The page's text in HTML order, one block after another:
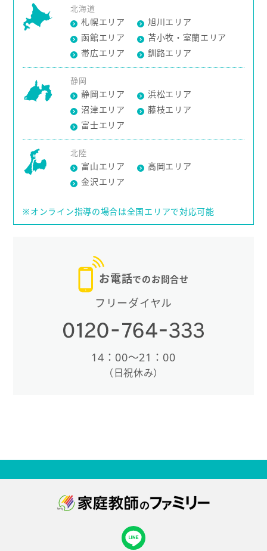
お電話でのお問合せ
フリーダイヤル
14：00〜21：00
（日祝休み）
北海道
札幌エリア
旭川エリア
函館エリア
苫小牧・室蘭エリア
帯広エリア
釧路エリア
静岡
静岡エリア
浜松エリア
沼津エリア
藤枝エリア
富士エリア
北陸
富山エリア
高岡エリア
金沢エリア
※オンライン指導の場合は全国エリアで対応可能